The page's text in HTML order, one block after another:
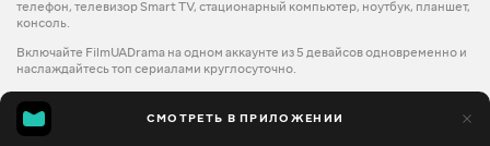
СМОТРЕТЬ В ПРИЛОЖЕНИИ
телефон, телевизор Smart TV, стационарный компьютер, ноутбук, планшет,
консоль.
Включайте FilmUADrama на одном аккаунте из 5 девайсов одновременно и
наслаждайтесь топ сериалами круглосуточно.